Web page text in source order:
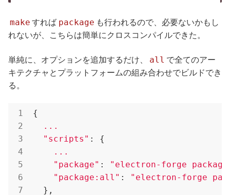
make すれば package も行われるので、必要ないかもし
れないが、こちらは簡単にクロスコンパイルできた。
単純に、オプションを追加するだけ、 all で全てのアー
キテクチャとプラットフォームの組み合わせでビルドでき
る。
{
...
"scripts" : {
...
"package" :
"electron-forge
"package:all" :
"electron-forge
  },